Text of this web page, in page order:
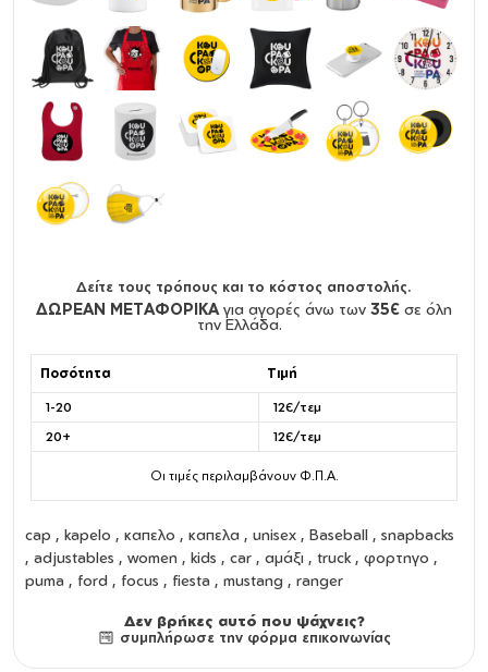
Δείτε τους τρόπους και το κόστος αποστολής.
ΔΩΡΕΑΝ ΜΕΤΑΦΟΡΙΚΑ για αγορές άνω των 35€ σε όλη
την Ελλάδα.
Ποσότητα Τιμή
1-20
12€/τεμ
20+
12€/τεμ
Οι τιμές περιλαμβάνουν Φ.Π.Α.
cap , kapelo , καπελο , καπελα , unisex , Baseball , snapbacks
, adjustables , women , kids , car , αμάξι , truck , φορτηγο ,
puma , ford , focus , fiesta , mustang , ranger
Δεν βρήκες αυτό που ψάχνεις?
συμπλήρωσε την φόρμα επικοινωνίας